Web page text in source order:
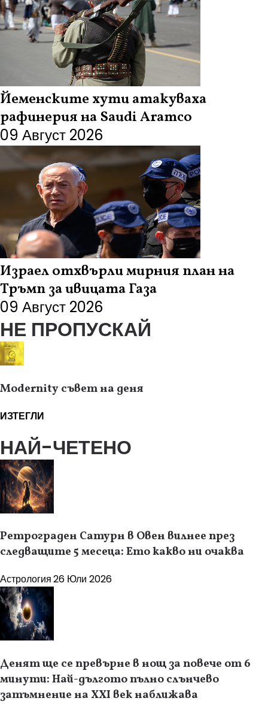
Йеменските хути атакуваха
рафинерия на Saudi Aramco
09 Август 2026
Израел отхвърли мирния план на
Тръмп за ивицата Газа
09 Август 2026
НЕ ПРОПУСКАЙ
Modernity съвет на деня
ИЗТЕГЛИ
НАЙ-ЧЕТЕНО
Ретрограден Сатурн в Овен вилнее през
следващите 5 месеца: Ето какво ни очаква
Астрология26 Юли 2026
Денят ще се превърне в нощ за повече от 6
минути: Най-дългото пълно слънчево
затъмнение на XXI век наближава